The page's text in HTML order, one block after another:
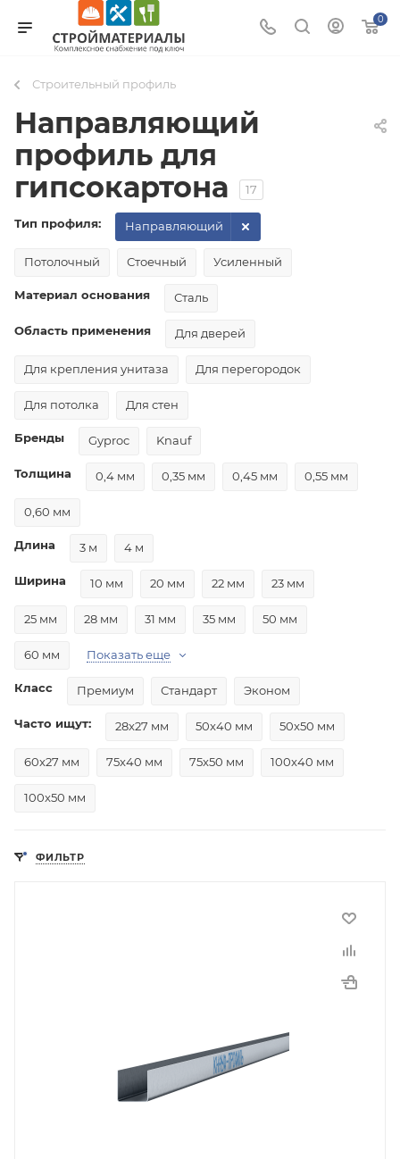
0
Строительный профиль
Направляющий
профиль для
гипсокартона
17
Тип профиля: Направляющий
Потолочный Стоечный Усиленный
Материал основания Сталь
Область применения Для дверей
Для крепления унитаза Для перегородок
Для потолка Для стен
Бренды Gyproc Knauf
Толщина 0,4 мм 0,35 мм 0,45 мм 0,55 мм
0,60 мм
Длина 3 м 4 м
Ширина 10 мм 20 мм 22 мм 23 мм
25 мм 28 мм 31 мм 35 мм 50 мм
60 мм Показать еще
Класс Премиум Стандарт Эконом
Часто ищут: 28x27 мм 50x40 мм 50x50 мм
60x27 мм 75x40 мм 75x50 мм 100x40 мм
100x50 мм
ФИЛЬТР